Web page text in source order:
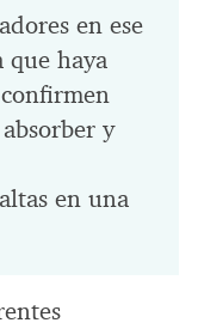
en ese
que haya
y
en una